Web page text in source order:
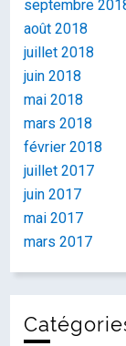
septembre
août 2018
juillet 2018
juin 2018
mai 2018
mars 2018
février 2018
juillet 2017
juin 2017
mai 2017
mars 2017